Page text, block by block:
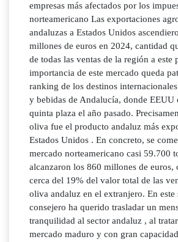
empresas más afectados por los
norteamericano Las exportaciones
andaluzas a Estados Unidos
millones de euros en 2024, cantidad
de todas las ventas de la región a este
importancia de este mercado queda
ranking de los destinos
y bebidas de Andalucía, donde EEUU
quinta plaza el año pasado.
oliva fue el producto andaluz más
Estados Unidos . En concreto, se
mercado norteamericano casi 59.700
alcanzaron los 860 millones de euros,
cerca del 19% del valor total de las
oliva andaluz en el extranjero. En este
consejero ha querido trasladar un
tranquilidad al sector andaluz , al
mercado maduro y con gran